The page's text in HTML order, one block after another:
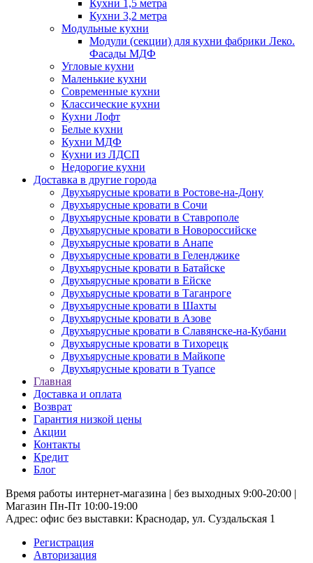
Кухни 1,5 метра
Кухни 3,2 метра
Модульные кухни
Модули (секции) для кухни фабрики Леко.
Фасады МДФ
Угловые кухни
Маленькие кухни
Современные кухни
Классические кухни
Кухни Лофт
Белые кухни
Кухни МДФ
Кухни из ЛДСП
Недорогие кухни
Доставка в другие города
Двухъярусные кровати в Ростове-на-Дону
Двухъярусные кровати в Сочи
Двухъярусные кровати в Ставрополе
Двухъярусные кровати в Новороссийске
Двухъярусные кровати в Анапе
Двухъярусные кровати в Геленджике
Двухъярусные кровати в Батайске
Двухъярусные кровати в Ейске
Двухъярусные кровати в Таганроге
Двухъярусные кровати в Шахты
Двухъярусные кровати в Азове
Двухъярусные кровати в Славянске-на-Кубани
Двухъярусные кровати в Тихорецк
Двухъярусные кровати в Майкопе
Двухъярусные кровати в Туапсе
Главная
Доставка и оплата
Возврат
Гарантия низкой цены
Акции
Контакты
Кредит
Блог
Время работы интернет-магазина | без выходных 9:00-20:00 |
Магазин Пн-Пт 10:00-19:00
Адрес: офис без выставки: Краснодар, ул. Суздальская 1
Регистрация
Авторизация